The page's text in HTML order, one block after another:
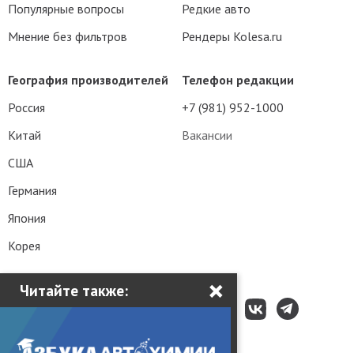
Читайте также: ×
Телефон редакции
+7 (981) 952-1000
Вакансии
Популярные вопросы
Мнение без фильтров
Редкие авто
Рендеры Kolesa.ru
География производителей
Россия
Китай
США
Германия
Япония
Корея